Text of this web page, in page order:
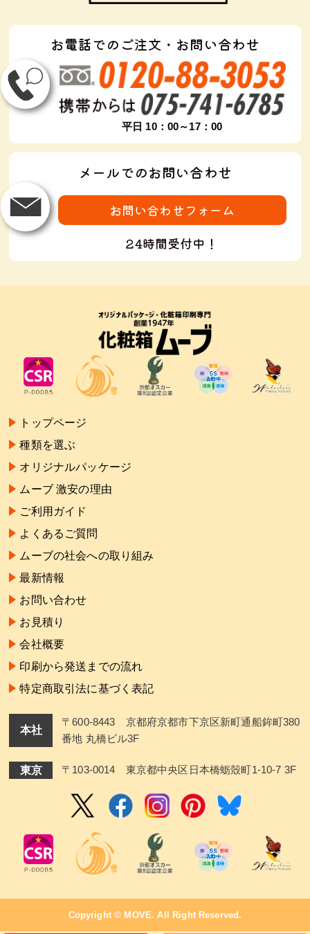
お電話でのご注文・お問い合わせ
平日 10：00～17：00
メールでのお問い合わせ
お問い合わせフォーム
24時間受付中！
トップページ
種類を選ぶ
オリジナルパッケージ
ムーブ 激安の理由
ご利用ガイド
よくあるご質問
ムーブの社会への取り組み
最新情報
お問い合わせ
お見積り
会社概要
印刷から発送までの流れ
特定商取引法に基づく表記
本社
〒600-8443 京都府京都市下京区新町通船鉾町380
番地 丸橋ビル3F
東京 〒103-0014 東京都中央区日本橋蛎殼町1-10-7 3F
Copyright © MOVE. All Right Reserved.